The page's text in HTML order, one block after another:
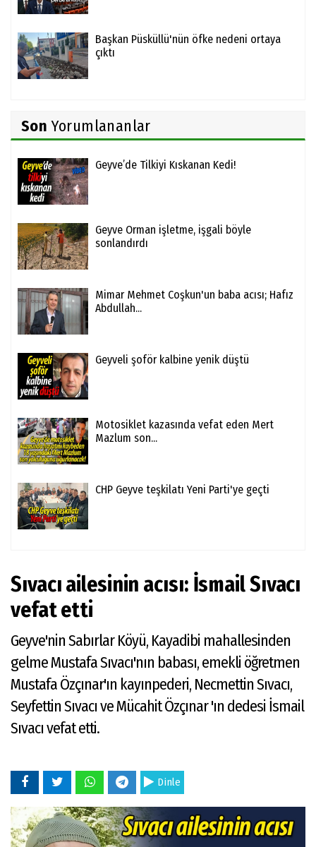
Başkan Püsküllü'nün öfke nedeni ortaya
çıktı
Son Yorumlananlar
Geyve’de Tilkiyi Kıskanan Kedi!
Geyve Orman işletme, işgali böyle
sonlandırdı
Mimar Mehmet Coşkun'un baba acısı; Hafız
Abdullah...
Geyveli şoför kalbine yenik düştü
Motosiklet kazasında vefat eden Mert
Mazlum son...
CHP Geyve teşkilatı Yeni Parti'ye geçti
Sıvacı ailesinin acısı: İsmail Sıvacı
vefat etti
Geyve'nin Sabırlar Köyü, Kayadibi mahallesinden
gelme Mustafa Sıvacı'nın babası, emekli öğretmen
Mustafa Özçınar'ın kayınpederi, Necmettin Sıvacı,
Seyfettin Sıvacı ve Mücahit Özçınar 'ın dedesi İsmail
Sıvacı vefat etti.
Dinle